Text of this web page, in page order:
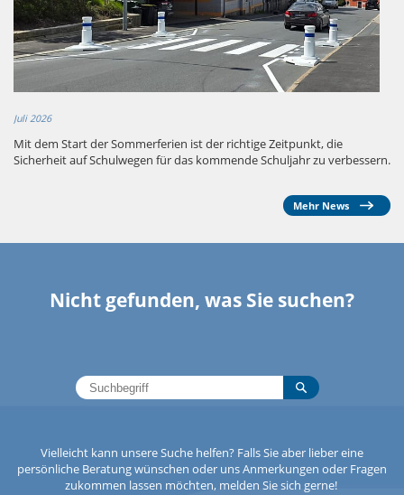
Juli 2026
Mit dem Start der Sommerferien ist der richtige Zeitpunkt, die
Sicherheit auf Schulwegen für das kommende Schuljahr zu verbessern.
Mehr News
Nicht gefunden, was Sie suchen?
Vielleicht kann unsere Suche helfen? Falls Sie aber lieber eine
persönliche Beratung wünschen oder uns Anmerkungen oder Fragen
zukommen lassen möchten, melden Sie sich gerne!